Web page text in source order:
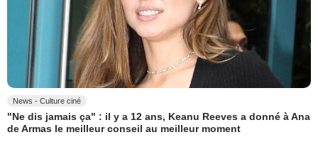
News - Culture ciné
"Ne dis jamais ça" : il y a 12 ans, Keanu Reeves a donné à Ana
de Armas le meilleur conseil au meilleur moment